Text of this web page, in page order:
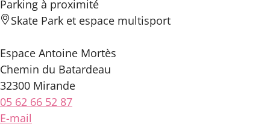
Parking à proximité
Skate Park et espace multisport
Espace Antoine Mortès
Chemin du Batardeau
32300 Mirande
05 62 66 52 87
E-mail